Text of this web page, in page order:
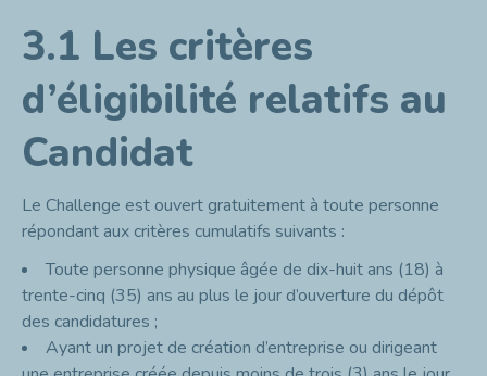
3.1 Les critères
d’éligibilité relatifs au
Candidat
Le Challenge est ouvert gratuitement à toute personne
répondant aux critères cumulatifs suivants :
Toute personne physique âgée de dix-huit ans (18) à
trente-cinq (35) ans au plus le jour d’ouverture du dépôt
des candidatures ;
Ayant un projet de création d’entreprise ou dirigeant